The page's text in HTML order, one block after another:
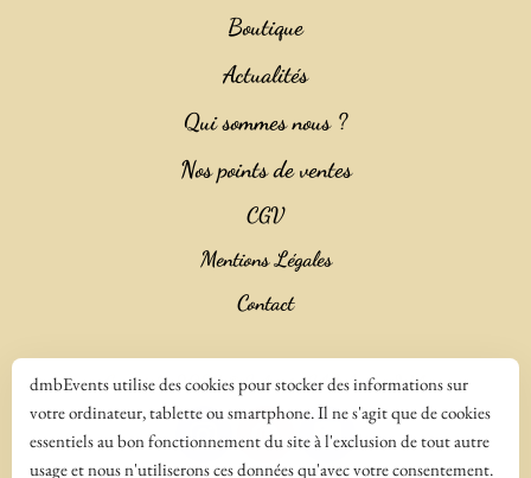
Boutique
Actualités
Qui sommes nous ?
Nos points de ventes
CGV
Mentions Légales
Contact
Copyright 2023 ©Salencia SAS Agence Web
dmbEvents utilise des cookies pour stocker des informations sur
votre ordinateur, tablette ou smartphone. Il ne s'agit que de cookies
essentiels au bon fonctionnement du site à l'exclusion de tout autre
usage et nous n'utiliserons ces données qu'avec votre consentement.